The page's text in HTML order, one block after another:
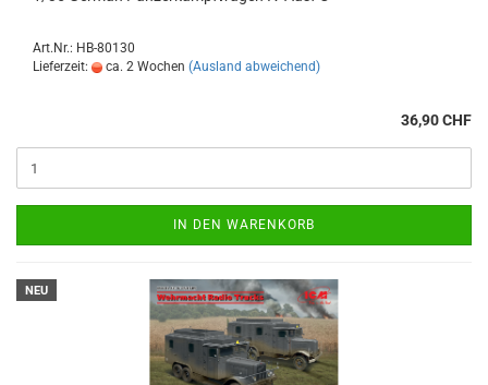
Art.Nr.: HB-80130
Lieferzeit:
ca. 2 Wochen (Ausland abweichend)
36,90 CHF
IN DEN WARENKORB
NEU